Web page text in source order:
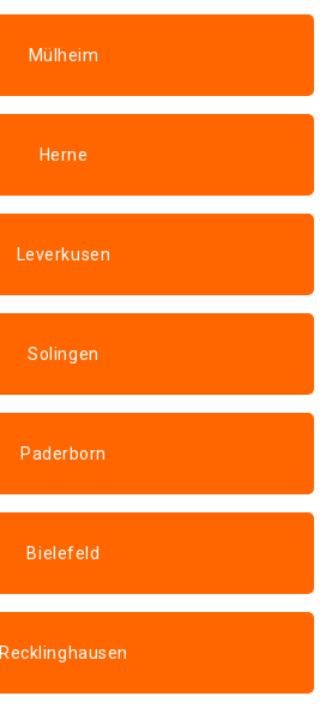
Mülheim
Herne
Leverkusen
Solingen
Paderborn
Bielefeld
Recklinghausen